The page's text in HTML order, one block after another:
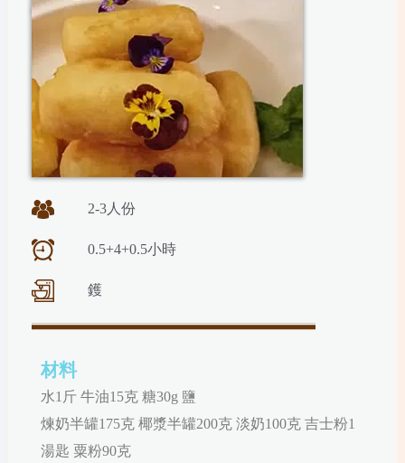
2-3人份
0.5+4+0.5小時
鑊
材料
水1斤 牛油15克 糖30g 鹽
煉奶半罐175克 椰漿半罐200克 淡奶100克吉士粉1
湯匙 粟粉90克